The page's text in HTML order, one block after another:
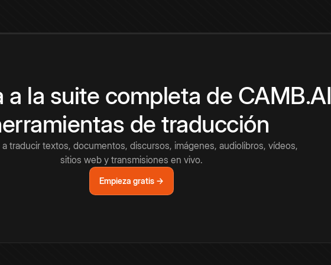
a la suite completa de CAMB.AI
de traducción
a traducir textos, documentos, discursos, imágenes, audiolibros, vídeos,
sitios web y transmisiones en vivo.
Empieza gratis →